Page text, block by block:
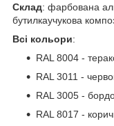
Склад: фарбована
бутилкаучукова
Всі кольори:
RAL 8004 -
RAL 3011 -
RAL 3005 -
RAL 8017 -